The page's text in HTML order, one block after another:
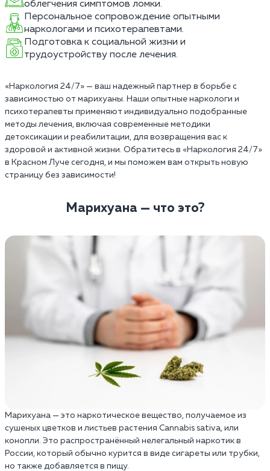
облегчения симптомов ломки.
Персональное сопровождение опытными
наркологами и психотерапевтами.
Подготовка к социальной жизни и
трудоустройству после лечения.
«Наркология 24/7» — ваш надежный партнер в борьбе с
зависимостью от марихуаны. Наши опытные наркологи и
психотерапевты применяют индивидуально подобранные
методы лечения, включая современные методики
детоксикации и реабилитации, для возвращения вас к
здоровой и активной жизни. Обратитесь в «Наркология 24/7»
в Красном Луче сегодня, и мы поможем вам открыть новую
страницу без зависимости!
Марихуана — что это?
Марихуана — это наркотическое вещество, получаемое из
сушеных цветков и листьев растения Cannabis sativa, или
конопли. Это распространённый нелегальный наркотик в
России, который обычно курится в виде сигареты или трубки,
но также добавляется в пищу.